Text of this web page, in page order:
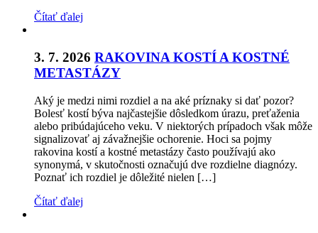
Čítať ďalej
3. 7. 2026 RAKOVINA KOSTÍ A KOSTNÉ
METASTÁZY
Aký je medzi nimi rozdiel a na aké príznaky si dať pozor?
Bolesť kostí býva najčastejšie dôsledkom úrazu, preťaženia
alebo pribúdajúceho veku. V niektorých prípadoch však môže
signalizovať aj závažnejšie ochorenie. Hoci sa pojmy
rakovina kostí a kostné metastázy často používajú ako
synonymá, v skutočnosti označujú dve rozdielne diagnózy.
Poznať ich rozdiel je dôležité nielen […]
Čítať ďalej